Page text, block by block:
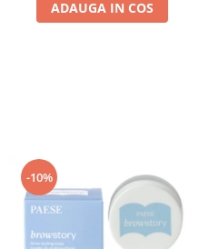
ADAUGA IN COS
-10%